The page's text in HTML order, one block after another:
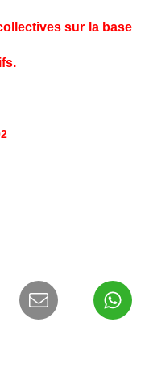
sur la base